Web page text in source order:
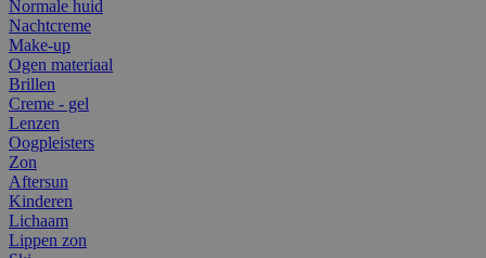
Normale huid
Nachtcreme
Make-up
Ogen materiaal
Brillen
Creme - gel
Lenzen
Oogpleisters
Zon
Aftersun
Kinderen
Lichaam
Lippen zon